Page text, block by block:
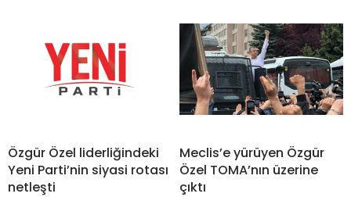
Özgür Özel liderliğindeki
Yeni Parti’nin siyasi rotası
netleşti
Meclis’e yürüyen Özgür
Özel TOMA’nın üzerine
çıktı